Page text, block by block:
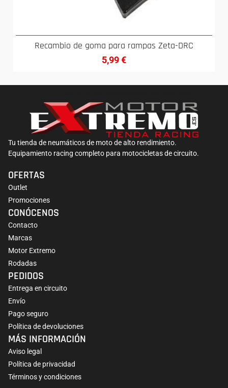
Recambio de goma para rampas Zeta-DRC
5,99€
Tu tienda de neumáticos de moto de alto rendimiento.
Equipamiento racing completo para motocicletas de circuito.
OFERTAS
Outlet
Promociones
CONÓCENOS
Contacto
Marcas
Motor Extremo
Rodadas
PEDIDOS
Entrega en circuito
Envío
Pago seguro
Política de devoluciones
MÁS INFORMACIÓN
Aviso legal
Política de privacidad
Términos y condiciones